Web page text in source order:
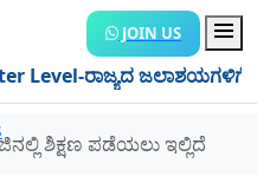
JOIN US
ರಾಜ್ಯದ ಜಲಾಶಯಗಳಿಗೆ ಒಂದೇ
ಶಿಕ್ಷಣ ಪಡೆಯಲು ಇಲ್ಲಿದೆ